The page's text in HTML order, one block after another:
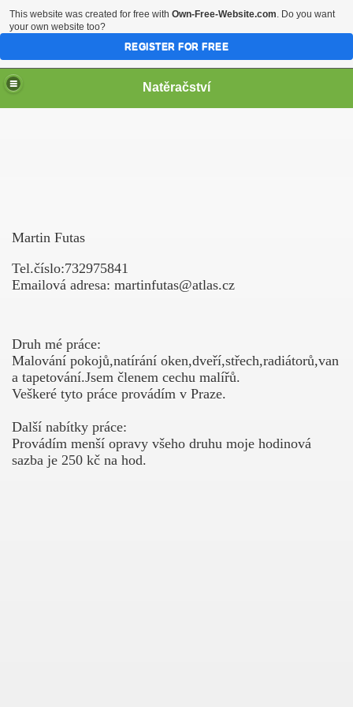
Natěračství
Martin Futas
Tel.číslo:732975841
Emailová adresa: martinfutas@atlas.cz
Druh mé práce:
Malování pokojů,natírání oken,dveří,střech,radiátorů,van
a tapetování.Jsem členem cechu malířů.
Veškeré tyto práce provádím v Praze.
Další nabítky práce:
Provádím menší opravy všeho druhu moje hodinová
sazba je 250 kč na hod.
This website was created for free with Own-Free-Website.com. Do you want
your own website too?
REGISTER FOR FREE